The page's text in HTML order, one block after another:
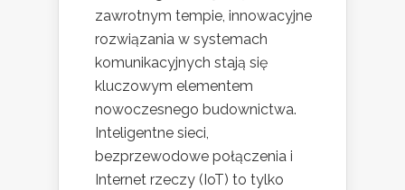
zawrotnym tempie, innowacyjne
rozwiązania w systemach
komunikacyjnych stają się
kluczowym elementem
nowoczesnego budownictwa.
Inteligentne sieci,
bezprzewodowe połączenia i
Internet rzeczy (IoT) to tylko